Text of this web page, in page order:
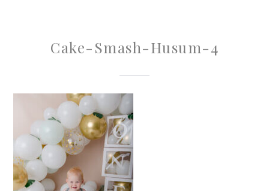
Cake-Smash-Husum-4